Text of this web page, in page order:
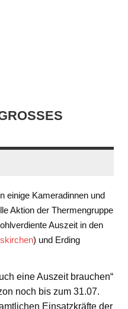
D
einige Kameradinnen und
Aktion der Thermengruppe
Auszeit in den
) und Erding
eine Auszeit brauchen“
noch bis zum 31.07.
Einsatzkräfte der